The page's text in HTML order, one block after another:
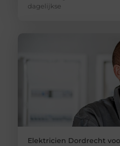
dagelijkse
Elektricien Dordrecht